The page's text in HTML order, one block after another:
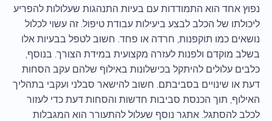
נפוץ אחד הוא התמודדות עם בעיות התנהגות שעלולות להפריע
ליכולתו של הכלב לבצע ביעילות עבודת טיפול. זה עשוי לכלול
נושאים כמו תוקפנות, חרדה או פחד. חשוב לטפל בבעיות אלו
בשלב מוקדם ולפנות לעזרה מקצועית במידת הצורך. בנוסף,
כלבים עלולים להיתקל בכישלונות באילוף שלהם עקב הסחות
דעת או שינויים בסביבתם. חשוב להישאר סבלני ועקבי בתהליך
האילוף, תוך הכנסת סביבות חדשות והסחות דעת כדי לעזור
לכלב להסתגל. אתגר נוסף שעלול להתעורר הוא המגבלות